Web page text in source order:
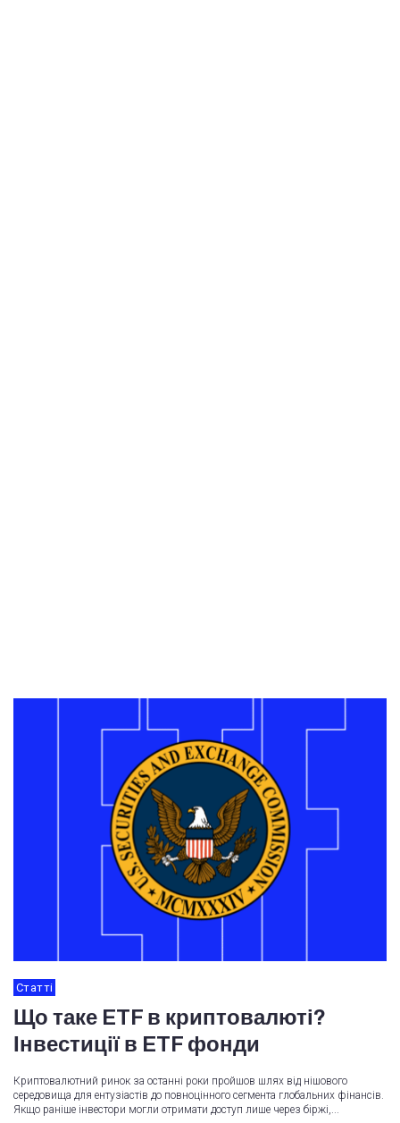
Статті
Що таке ETF в криптовалюті?
Інвестиції в ETF фонди
Криптовалютний ринок за останні роки пройшов шлях від нішового
середовища для ентузіастів до повноцінного сегмента глобальних фінансів.
Якщо раніше інвестори могли отримати доступ лише через біржі,...